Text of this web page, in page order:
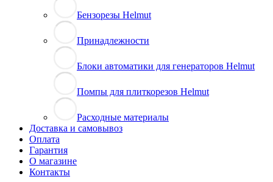
Бензорезы Helmut
Принадлежности
Блоки автоматики для генераторов Helmut
Помпы для плиткорезов Helmut
Расходные материалы
Доставка и самовывоз
Оплата
Гарантия
О магазине
Контакты